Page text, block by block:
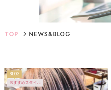
TOP NEWS&BLOG
BLOG
おすすめスタイル